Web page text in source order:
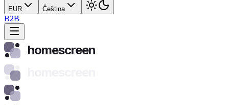
EUR Čeština
B2B
homescreen